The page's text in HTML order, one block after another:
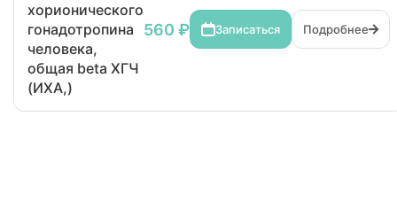
хорионического
гонадотропина
человека,
общая beta ХГЧ
(ИХА,)
560 ₽ Записаться Подробнее